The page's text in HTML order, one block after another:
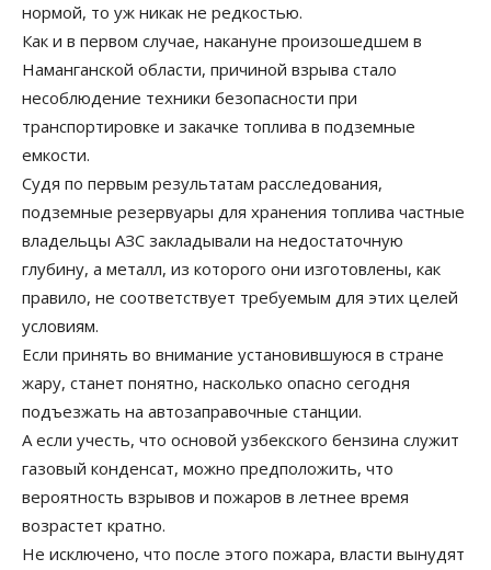
нормой, то уж никак не редкостью.
Как и в первом случае, накануне произошедшем в
Наманганской области, причиной взрыва стало
несоблюдение техники безопасности при
транспортировке и закачке топлива в подземные
емкости.
Судя по первым результатам расследования,
подземные резервуары для хранения топлива частные
владельцы АЗС закладывали на недостаточную
глубину, а металл, из которого они изготовлены, как
правило, не соответствует требуемым для этих целей
условиям.
Если принять во внимание установившуюся в стране
жару, станет понятно, насколько опасно сегодня
подъезжать на автозаправочные станции.
А если учесть, что основой узбекского бензина служит
газовый конденсат, можно предположить, что
вероятность взрывов и пожаров в летнее время
возрастет кратно.
Не исключено, что после этого пожара, власти вынудят